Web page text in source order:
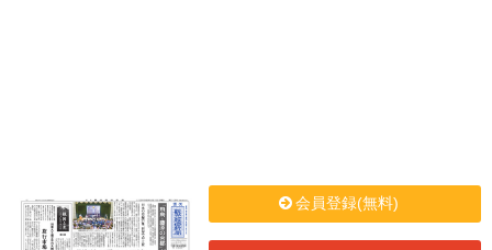
会員登録(無料)